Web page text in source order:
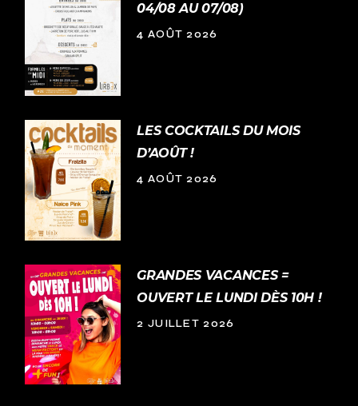
04/08 AU 07/08)
4 AOÛT 2026
LES COCKTAILS DU MOIS
D’AOÛT !
4 AOÛT 2026
GRANDES VACANCES =
OUVERT LE LUNDI DÈS 10H !
2 JUILLET 2026